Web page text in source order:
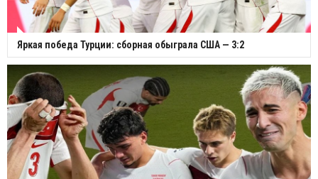
Яркая победа Турции: сборная обыграла США — 3:2